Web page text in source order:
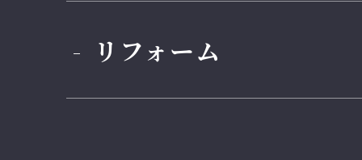
リフォーム